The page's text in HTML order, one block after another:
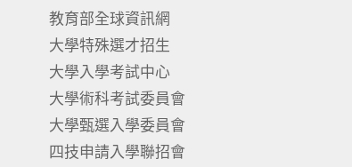
教育部全球資訊網
大學特殊選才招生
大學入學考試中心
大學術科考試委員會
大學甄選入學委員會
四技申請入學聯招會